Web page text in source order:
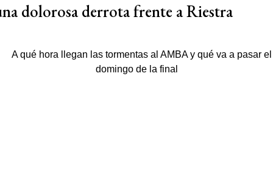
dolorosa derrota frente a Riestra